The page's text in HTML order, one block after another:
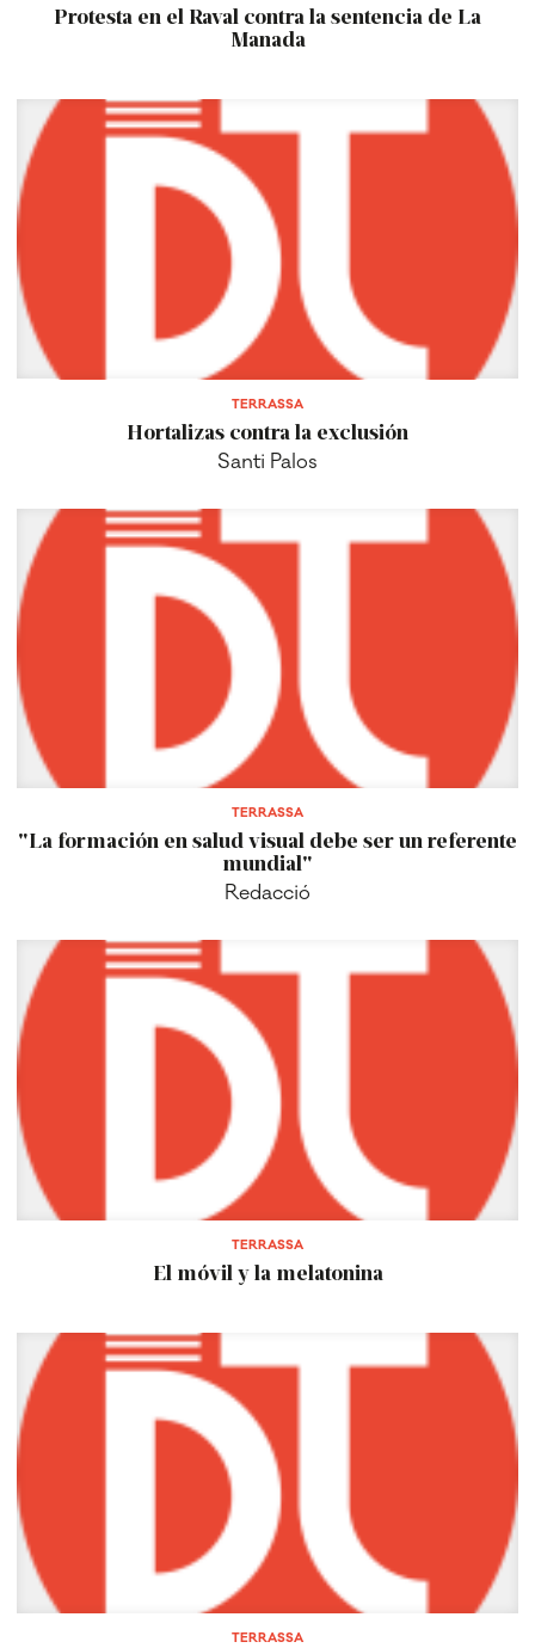
Protesta en el Raval contra la sentencia de La
Manada
TERRASSA
Hortalizas contra la exclusión
Santi Palos
TERRASSA
"La formación en salud visual debe ser un referente
mundial"
Redacció
TERRASSA
El móvil y la melatonina
TERRASSA